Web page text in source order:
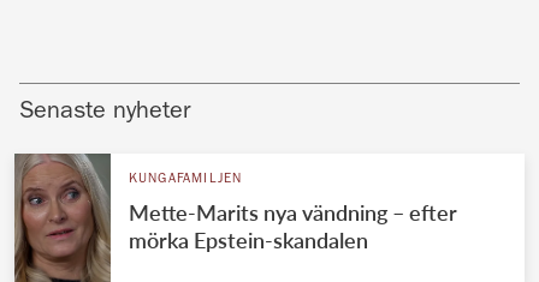
Senaste nyheter
KUNGAFAMILJEN
Mette-Marits nya vändning – efter
mörka Epstein-skandalen